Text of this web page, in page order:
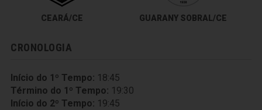
CEARÁ/CE GUARANY SOBRAL/CE
CRONOLOGIA
Início do 1º Tempo: 18:45
Término do 1º Tempo: 19:30
Início do 2º Tempo: 19:45